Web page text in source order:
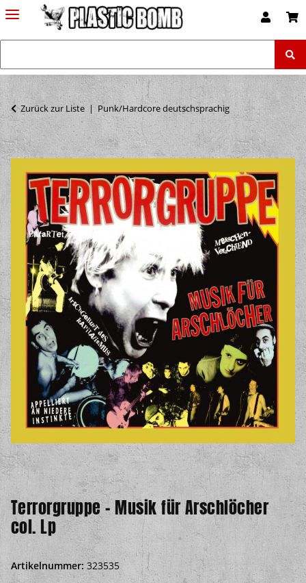
Zurück zur Liste Punk/Hardcore deutschsprachig
Terrorgruppe - Musik für Arschlöcher
col. Lp
Artikelnummer: 323535